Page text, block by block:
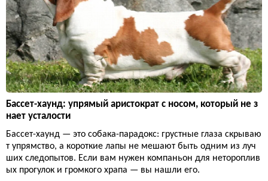
Бассет-хаунд: упрямый аристократ с носом, который не з
нает усталости
Бассет-хаунд — это собака-парадокс: грустные глаза скрываю
т упрямство, а короткие лапы не мешают быть одним из луч
ших следопытов. Если вам нужен компаньон для нетороплив
ых прогулок и громкого храпа — вы нашли его.